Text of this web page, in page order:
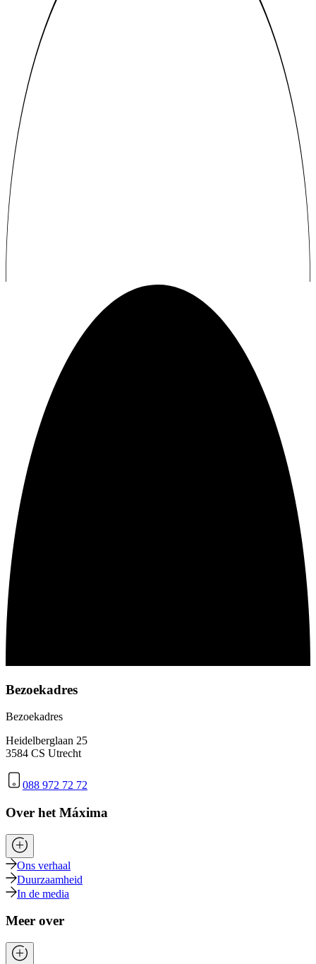
Bezoekadres
Bezoekadres
Heidelberglaan 25
3584 CS Utrecht
088 972 72 72
Over het Máxima
Ons verhaal
Duurzaamheid
In de media
Meer over